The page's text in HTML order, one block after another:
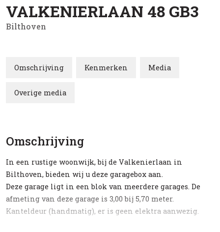
VALKENIERLAAN 48 GB3
Bilthoven
Omschrijving Kenmerken Media
Overige media
Omschrijving
In een rustige woonwijk, bij de Valkenierlaan in
Bilthoven, bieden wij u deze garagebox aan.
Deze garage ligt in een blok van meerdere garages. De
afmeting van deze garage is 3,00 bij 5,70 meter.
Kanteldeur (handmatig), er is geen elektra aanwezig.